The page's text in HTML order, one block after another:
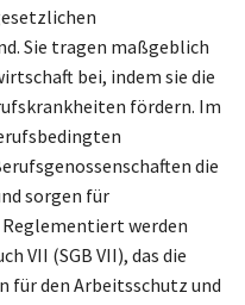
Sie tragen maßgeblich
bei, indem sie die
fördern. Im
die
sorgen für
werden
VII (SGB VII), das die
für den Arbeitsschutz und